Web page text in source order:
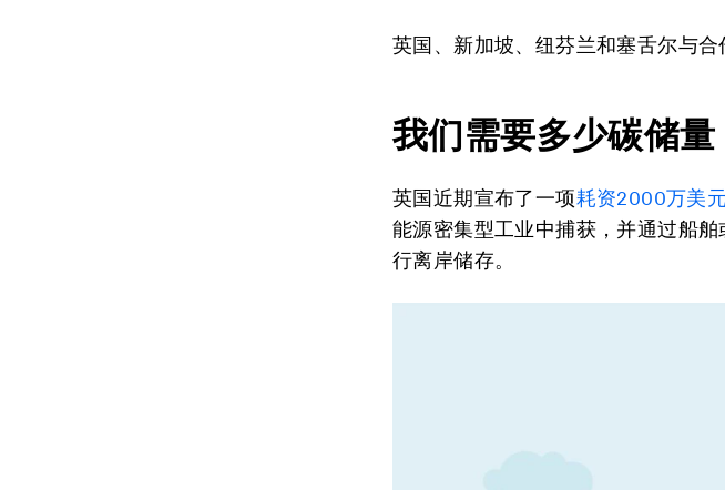
英国、新加坡、纽芬兰和塞舌尔与合
我们需要多少碳储量
英国近期宣布了一项耗资2000万美
能源密集型工业中捕获，并通过船
行离岸储存。